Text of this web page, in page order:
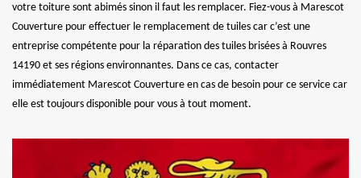
votre toiture sont abimés sinon il faut les remplacer. Fiez-vous à Marescot
Couverture pour effectuer le remplacement de tuiles car c’est une
entreprise compétente pour la réparation des tuiles brisées à Rouvres
14190 et ses régions environnantes. Dans ce cas, contacter
immédiatement Marescot Couverture en cas de besoin pour ce service car
elle est toujours disponible pour vous à tout moment.